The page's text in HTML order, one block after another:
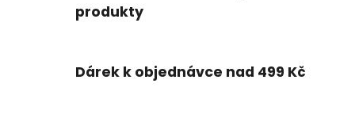
produkty
Dárek k objednávce nad 499 Kč